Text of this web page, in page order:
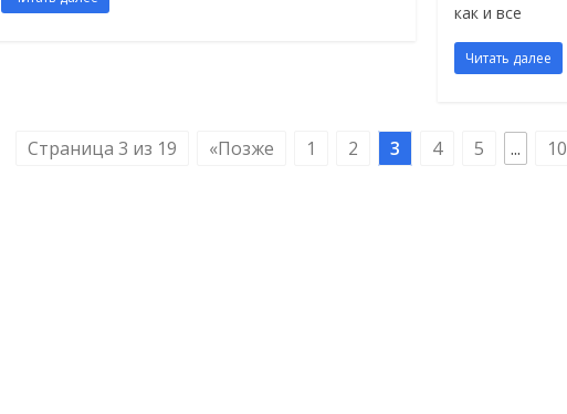
как и все
Читать далее
Страница 3 из 19 «Позже 1 2 3 4 5 ... 10